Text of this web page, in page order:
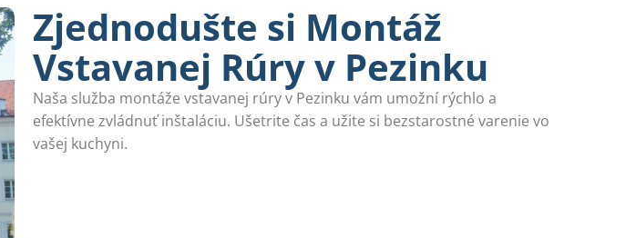
Zjednodušte si Montáž
Vstavanej Rúry v Pezinku
Naša služba montáže vstavanej rúry v Pezinku vám umožní rýchlo a
efektívne zvládnuť inštaláciu. Ušetrite čas a užite si bezstarostné varenie vo
vašej kuchyni.